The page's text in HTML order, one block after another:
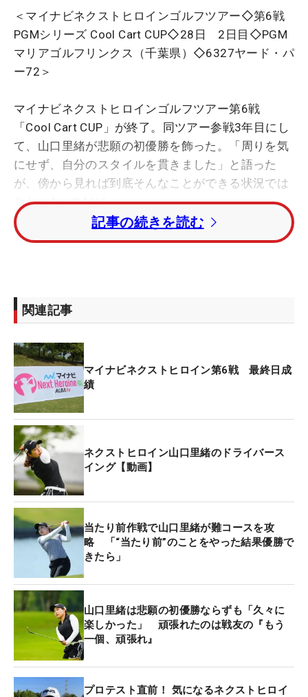
＜マイナビネクストヒロインゴルフツアー◇第6戦
PGMシリーズ Cool Cart CUP◇28日 2日目◇PGM
マリアゴルフリンクス（千葉県）◇6327ヤード・パ
ー72＞
マイナビネクストヒロインゴルフツアー第6戦
「Cool Cart CUP」が終了。同ツアー参戦3年目にし
て、山口里緒が悲願の初優勝を飾った。「周りを気
にせず、自分のスタイルを貫きました」と語った
が、傍から見れば到底そんなことができる状況では
なかった…のだが。
最終日後半から、スコアを前半に1つ伸ばした和久
る）。「正直、
した」と山口が話したように、和久井は
時単独首位に立っていた。一方の山口は、
スコアを伸ばしたものの、13番で痛恨のボギー。和
久井を追いかける展開となった。
普通であれば、どうしたって焦る状況。しかし「今
日はどんな結果になっても、パーオン2パットのゴ
ルフを変えないと決めていた」と、山口。理由は
「第5戦が頭によぎった」からだという。第5戦で山
口は、18番でスコアを伸ばそうと“自分から”攻めに
行った結果ボギーを叩き、プレーオフ進出を逃して
いた。
「あれだけ追いかけられると、自分もエンジンをか
けないといけないと思った」ようだが、前回の失敗
を教訓に冷静に自分のゴルフを貫き、チャンスを待
つと決心したという。
15番で和久井が近距離のパーパットを外し、首位タ
イに。そして並んで迎えた18番では、和久井のティ
記事の続きを読む
関連記事
マイナビネクストヒロイン第6戦 最終日成
績
ネクストヒロイン山口里緒のドライバース
イング【動画】
当たり前作戦で山口里緒が難コースを攻
略 「“当たり前”のことをやった結果優勝で
きたら」
山口里緒は悲願の初優勝ならずも「久々に
楽しかった」 頑張れたのは戦友の『もう
一個、頑張れ』
プロテスト直前！ 気になるネクストヒロイ